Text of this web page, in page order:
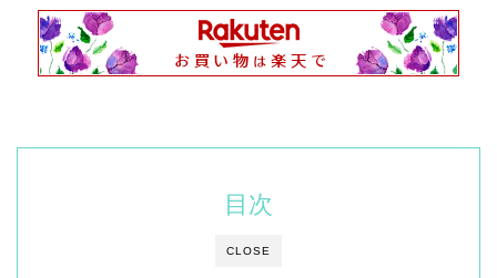
CLOSE
目次